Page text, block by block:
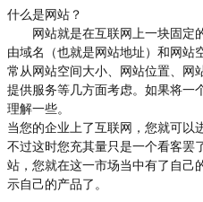
什么是网站？
网站就是在互联网上一块固定
由域名（也就是网站地址）和网站
常从网站空间大小、网站位置、网
提供服务等几方面考虑。如果将一
理解一些。
当您的企业上了互联网，您就可以
不过这时您充其量只是一个看客罢
站，您就在这一市场当中有了自己
示自己的产品了。